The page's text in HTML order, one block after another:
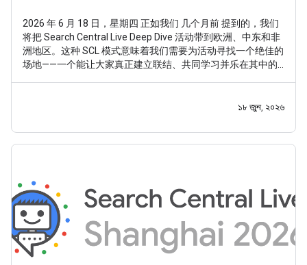
2026 年 6 月 18 日，星期四 正如我们 几个月前 提到的，我们
将把 Search Central Live Deep Dive 活动带到欧洲、中东和非
洲地区。这种 SCL 模式意味着我们需要为活动寻找一个绝佳的
场地——一个能让大家真正建立联结、共同学习并乐在其中的
১৮ জুন, ২০২৬